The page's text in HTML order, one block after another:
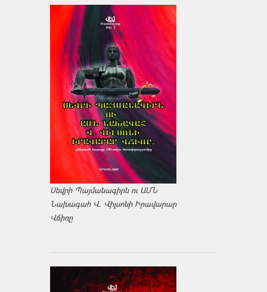
Սեվրի Պայմանագիրն ու ԱՄՆ
Նախագահ Վ. Վիլսոնի Իրավարար
Վճիռը